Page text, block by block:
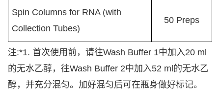
Spin Columns for RNA (with
Collection Tubes)
50 Preps
注:*1. 首次使用前，请往Wash Buffer 1中加入20 ml
的无水乙醇，往Wash Buffer 2中加入52 ml 的无水乙
醇，并充分混匀。加好混匀后可在瓶身做好标记。